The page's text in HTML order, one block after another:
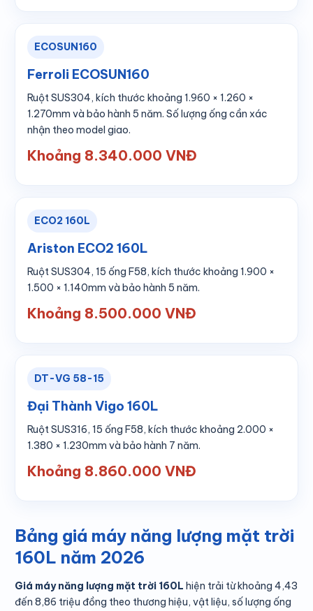
ECOSUN160
Ferroli ECOSUN160
Ruột SUS304, kích thước khoảng 1.960 × 1.260 ×
1.270mm và bảo hành 5 năm. Số lượng ống cần xác
nhận theo model giao.
Khoảng 8.340.000 VNĐ
ECO2 160L
Ariston ECO2 160L
Ruột SUS304, 15 ống F58, kích thước khoảng 1.900 ×
1.500 × 1.140mm và bảo hành 5 năm.
Khoảng 8.500.000 VNĐ
DT-VG 58-15
Đại Thành Vigo 160L
Ruột SUS316, 15 ống F58, kích thước khoảng 2.000 ×
1.380 × 1.230mm và bảo hành 7 năm.
Khoảng 8.860.000 VNĐ
Bảng giá máy năng lượng mặt trời
160L năm 2026
Giá máy năng lượng mặt trời 160L hiện trải từ khoảng 4,43
đến 8,86 triệu đồng theo thương hiệu, vật liệu, số lượng ống